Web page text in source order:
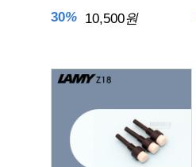
30% 10,500원